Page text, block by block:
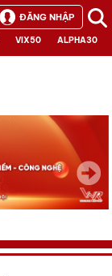
VIX50 ALPHA30
ĐĂNG NHẬP
Next